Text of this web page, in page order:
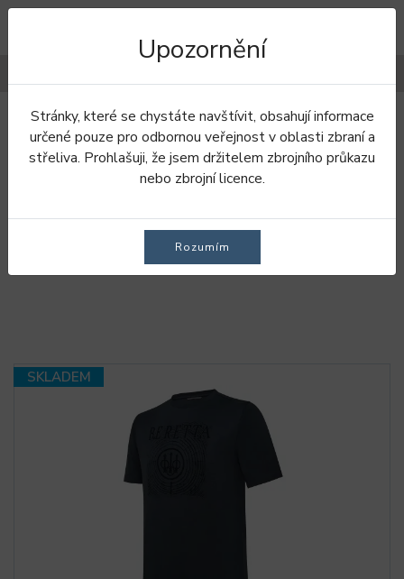
Úvod Oblečení Trička
Dámské trička
SKLADEM
Upozornění
Stránky, které se chystáte navštívit, obsahují informace
určené pouze pro odbornou veřejnost v oblasti zbraní a
střeliva. Prohlašuji, že jsem držitelem zbrojního průkazu
nebo zbrojní licence.
Rozumím